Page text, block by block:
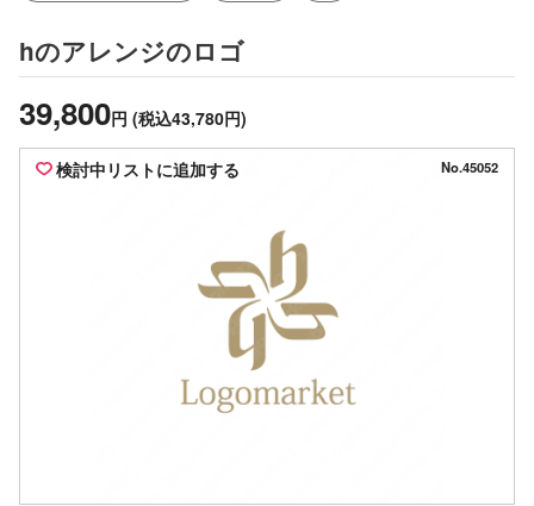
hのアレンジのロゴ
39,800円 (税込43,780円)
検討中リストに追加する No.45052